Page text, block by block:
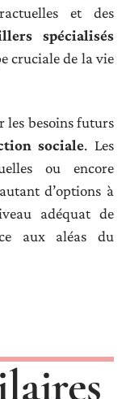
et des
spécialisés
cruciale de la vie
les besoins futurs
sociale. Les
ou encore
d’options à
adéquat de
aux aléas du